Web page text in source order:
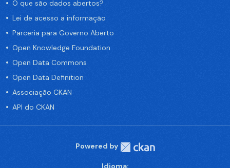
O que são dados abertos?
Lei de acesso a informação
Parceria para Governo Aberto
Open Knowledge Foundation
Open Data Commons
Open Data Definition
Associação CKAN
API do CKAN
Powered by
Idioma